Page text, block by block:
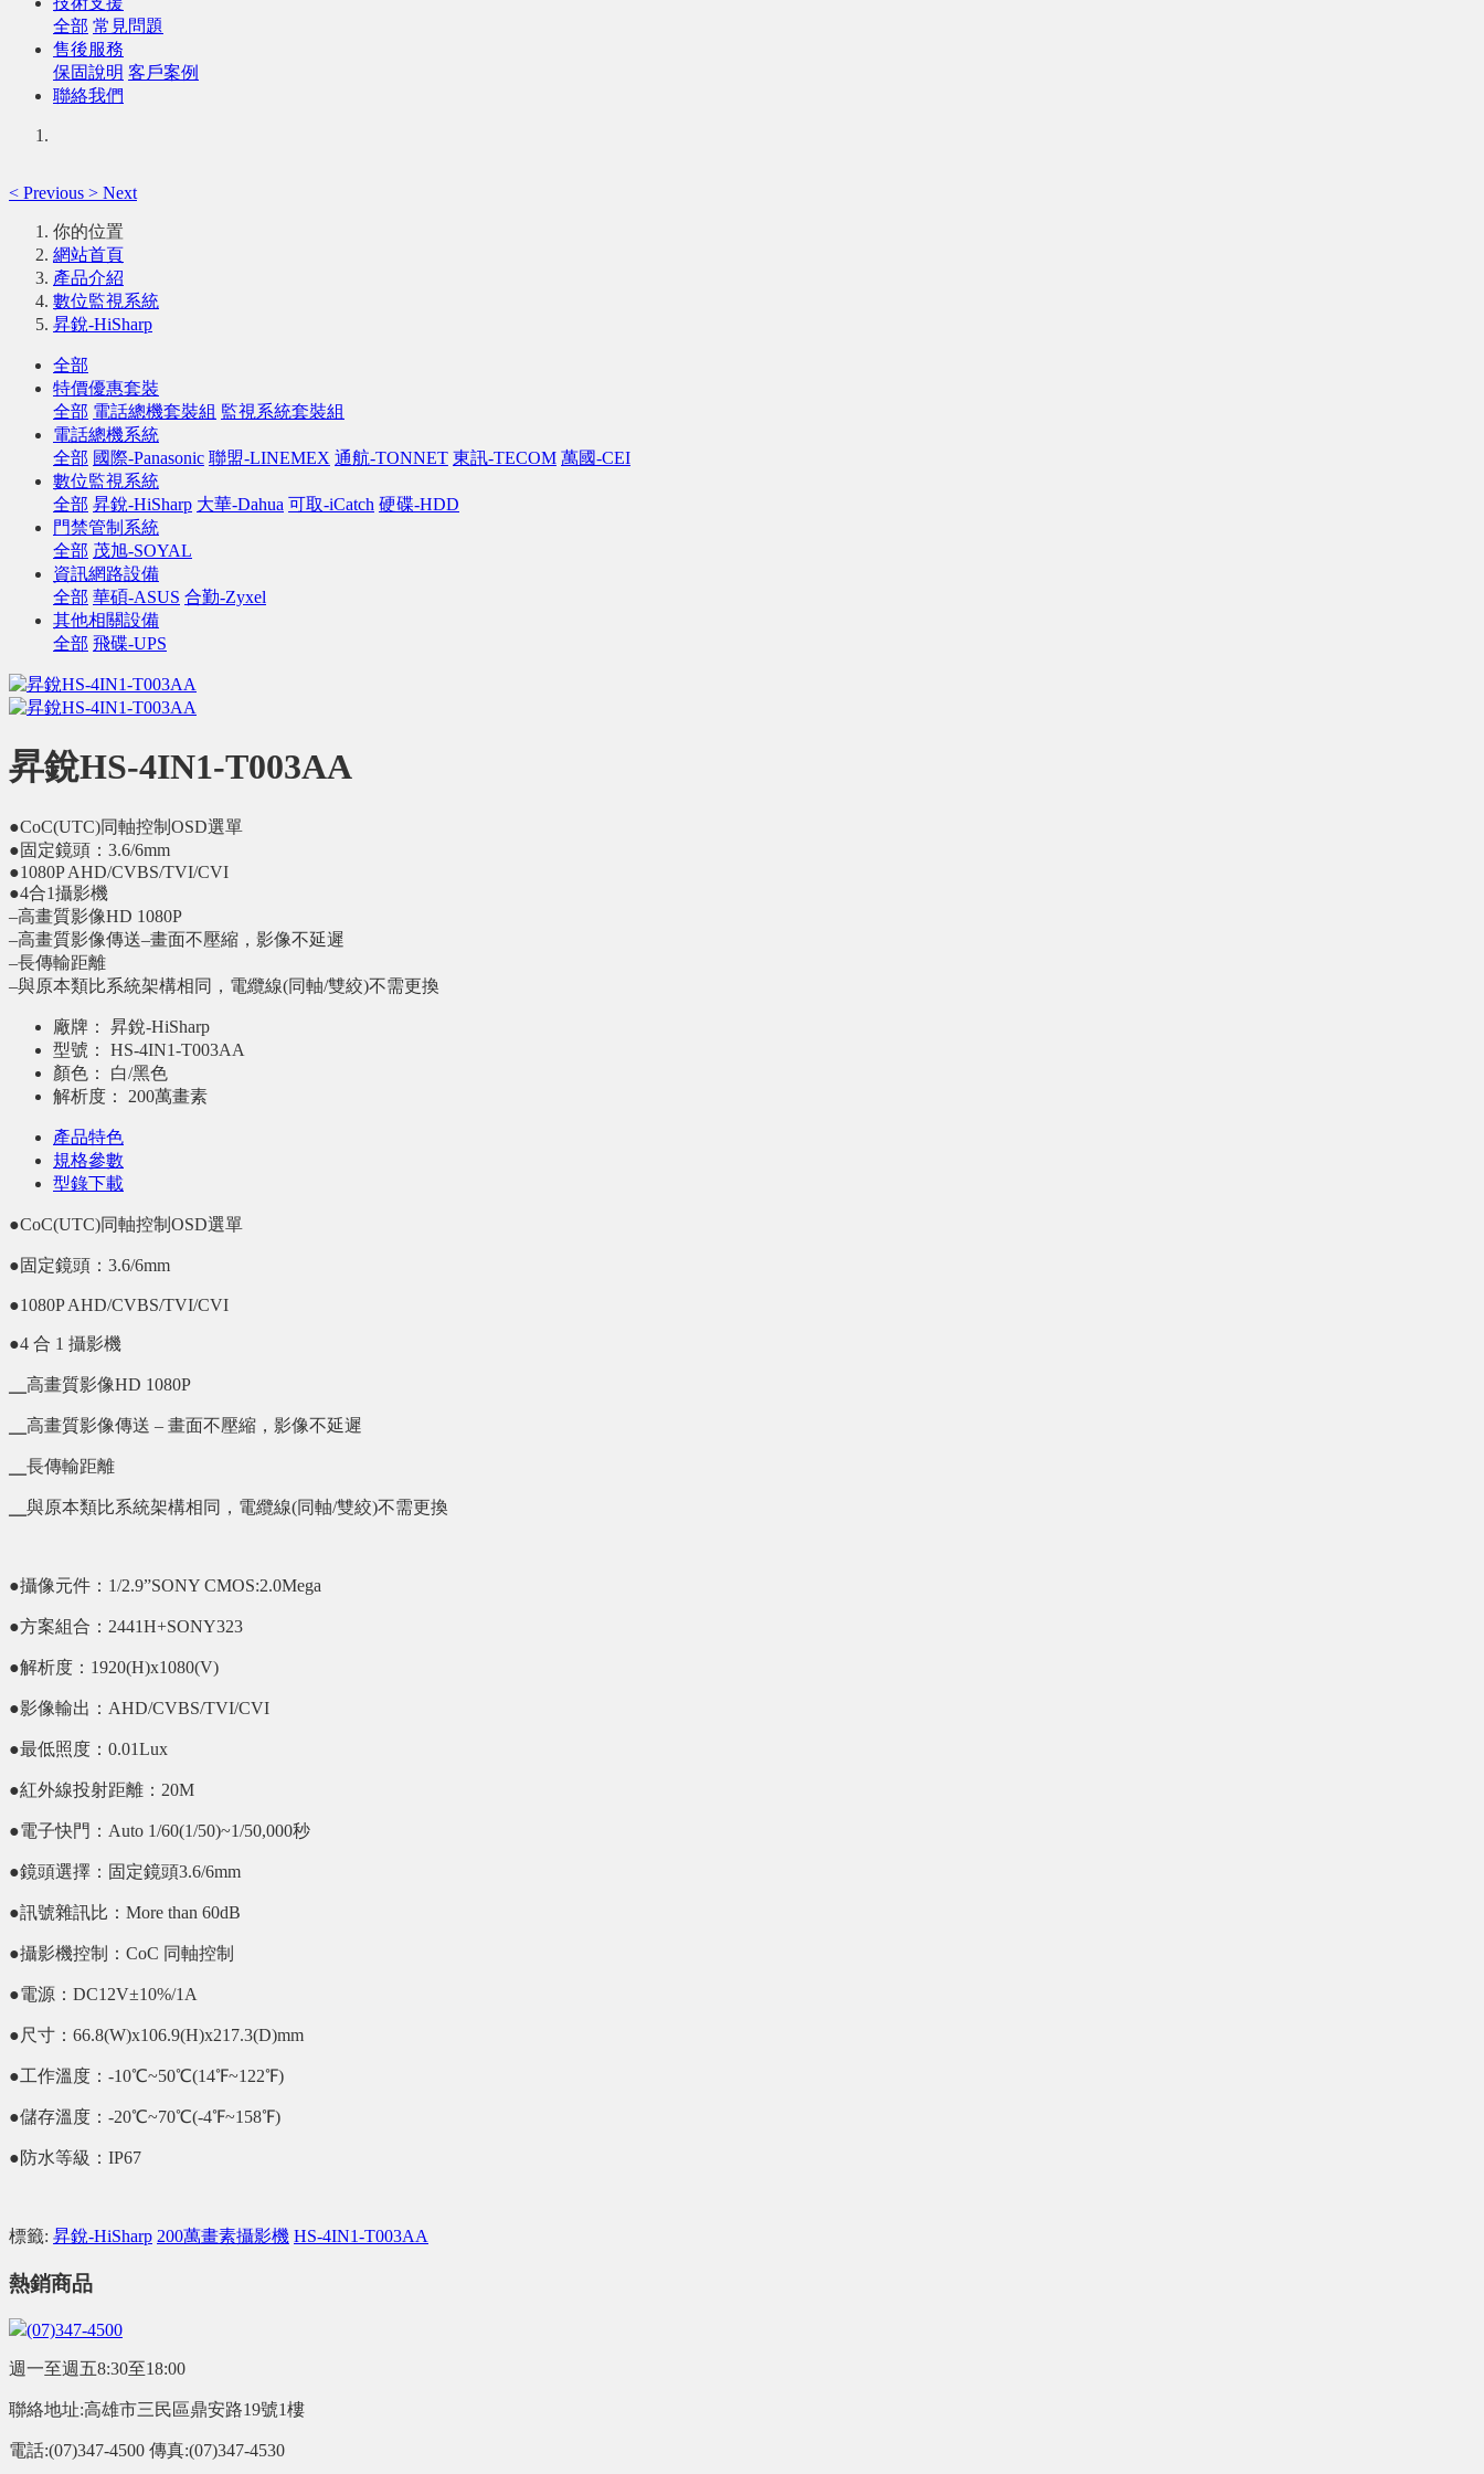
全部 常見問題
售後服務
保固說明 客戶案例
聯絡我們
< Previous > Next
你的位置
網站首頁
產品介紹
數位監視系統
昇銳-HiSharp
全部
特價優惠套裝
全部 電話總機套裝組 監視系統套裝組
電話總機系統
全部 國際-Panasonic 聯盟-LINEMEX 通航-TONNET 東訊-TECOM 萬國-CEI
數位監視系統
全部 昇銳-HiSharp 大華-Dahua 可取-iCatch 硬碟-HDD
門禁管制系統
全部 茂旭-SOYAL
資訊網路設備
全部 華碩-ASUS 合勤-Zyxel
其他相關設備
全部 飛碟-UPS
昇銳HS-4IN1-T003AA
●CoC(UTC)同軸控制OSD選單
●固定鏡頭：3.6/6mm
●1080P AHD/CVBS/TVI/CVI
●4合1攝影機
–高畫質影像HD 1080P
–高畫質影像傳送–畫面不壓縮，影像不延遲
–長傳輸距離
–與原本類比系統架構相同，電纜線(同軸/雙絞)不需更換
廠牌：
昇銳-HiSharp
型號：
HS-4IN1-T003AA
顏色：
白/黑色
解析度：
200萬畫素
產品特色
規格參數
型錄下載
●CoC(UTC)同軸控制OSD選單
●固定鏡頭：3.6/6mm
●1080P AHD/CVBS/TVI/CVI
●4 合 1 攝影機
╴高畫質影像HD 1080P
╴高畫質影像傳送 – 畫面不壓縮，影像不延遲
╴長傳輸距離
╴與原本類比系統架構相同，電纜線(同軸/雙絞)不需更換
●攝像元件：1/2.9”SONY CMOS:2.0Mega
●方案組合：2441H+SONY323
●解析度：1920(H)x1080(V)
●影像輸出：AHD/CVBS/TVI/CVI
●最低照度：0.01Lux
●紅外線投射距離：20M
●電子快門：Auto 1/60(1/50)~1/50,000秒
●鏡頭選擇：固定鏡頭3.6/6mm
●訊號雜訊比：More than 60dB
●攝影機控制：CoC 同軸控制
●電源：DC12V±10%/1A
●尺寸：66.8(W)x106.9(H)x217.3(D)mm
●工作溫度：-10℃~50℃(14℉~122℉)
●儲存溫度：-20℃~70℃(-4℉~158℉)
●防水等級：IP67
標籤: 昇銳-HiSharp 200萬畫素攝影機 HS-4IN1-T003AA
熱銷商品
(07)347-4500
週一至週五8:30至18:00
聯絡地址:高雄市三民區鼎安路19號1樓
電話:(07)347-4500 傳真:(07)347-4530